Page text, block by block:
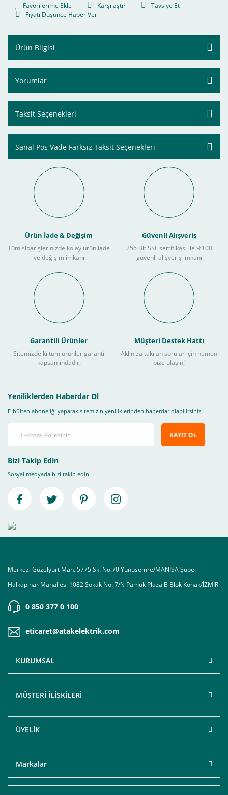
Karşılaştır
Tavsiye Et
Fiyatı Düşünce Haber Ver
Ürün Bilgisi
Yorumlar
Taksit Seçenekleri
Sanal Pos Vade Farksız Taksit Seçenekleri
Ürün İade & Değişim
Tüm siparişlerinizde kolay ürün iade
ve değişim imkanı
Güvenli Alışveriş
256 Bit SSL sertifikası ile %100
güvenli alışveriş imkanı
Garantili Ürünler
Sitemizde ki tüm ürünler garanti
kapsamındadır.
Müşteri Destek Hattı
Aklınıza takılan sorular için hemen
bize ulaşın!
Yeniliklerden Haberdar Ol
E-bülten aboneliği yaparak sitemizin yeniliklerinden haberdar olabilirsiniz.
KAYIT OL
Bizi Takip Edin
Sosyal medyada bizi takip edin!
Merkez: Güzelyurt Mah. 5775 Sk. No:70 Yunusemre/MANİSA Şube:
Halkapınar Mahallesi 1082 Sokak No: 7/N Pamuk Plaza B Blok Konak/İZMİR
0 850 377 0 100
eticaret@atakelektrik.com
KURUMSAL
MÜŞTERİ İLİŞKİLERİ
ÜYELİK
Markalar